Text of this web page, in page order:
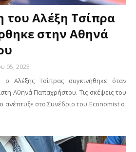
του Αλέξη Τσίπρα
στην Αθηνά
05, 2025
ο Αλέξης Τσίπρας συγκινήθηκε όταν
Αθηνά Παπαχρήστου. Τις σκέψεις του
ανέπτυξε στο Συνέδριο του Economist ο